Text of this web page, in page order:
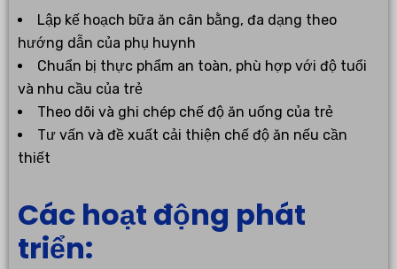
Lập kế hoạch bữa ăn cân bằng, đa dạng theo
hướng dẫn của phụ huynh
Chuẩn bị thực phẩm an toàn, phù hợp với độ tuổi
và nhu cầu của trẻ
Theo dõi và ghi chép chế độ ăn uống của trẻ
Tư vấn và đề xuất cải thiện chế độ ăn nếu cần
thiết
Các hoạt động phát
triển: